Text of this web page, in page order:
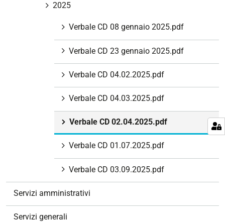
2025
Verbale CD 08 gennaio 2025.pdf
Verbale CD 23 gennaio 2025.pdf
Verbale CD 04.02.2025.pdf
Verbale CD 04.03.2025.pdf
Verbale CD 02.04.2025.pdf
Verbale CD 01.07.2025.pdf
Verbale CD 03.09.2025.pdf
Servizi amministrativi
Servizi generali